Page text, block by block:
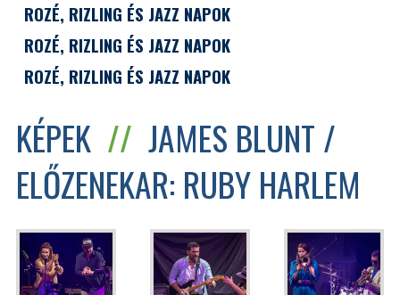
KÉPEK // JAMES BLUNT /
ELŐZENEKAR: RUBY HARLEM
ROZÉ, RIZLING ÉS JAZZ NAPOK
ROZÉ, RIZLING ÉS JAZZ NAPOK
ROZÉ, RIZLING ÉS JAZZ NAPOK